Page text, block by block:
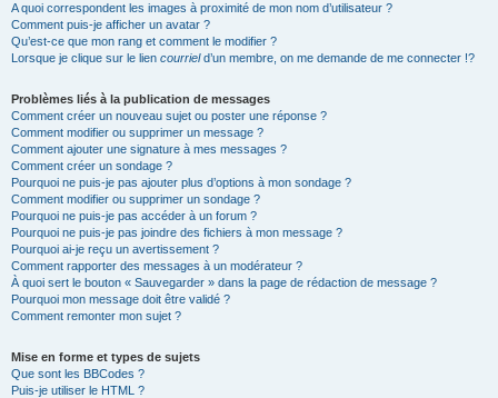
A quoi correspondent les images à proximité de mon nom d’utilisateur ?
Comment puis-je afficher un avatar ?
Qu’est-ce que mon rang et comment le modifier ?
Lorsque je clique sur le lien courrield’un membre, on me demande de me connecter !?
Problèmes liés à la publication de messages
Comment créer un nouveau sujet ou poster une réponse ?
Comment modifier ou supprimer un message ?
Comment ajouter une signature à mes messages ?
Comment créer un sondage ?
Pourquoi ne puis-je pas ajouter plus d’options à mon sondage ?
Comment modifier ou supprimer un sondage ?
Pourquoi ne puis-je pas accéder à un forum ?
Pourquoi ne puis-je pas joindre des fichiers à mon message ?
Pourquoi ai-je reçu un avertissement ?
Comment rapporter des messages à un modérateur ?
À quoi sert le bouton « Sauvegarder » dans la page de rédaction de message ?
Pourquoi mon message doit être validé ?
Comment remonter mon sujet ?
Mise en forme et types de sujets
Que sont les BBCodes ?
Puis-je utiliser le HTML ?